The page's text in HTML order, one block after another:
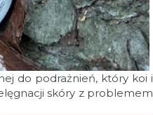
do podrażnień, który koi i
skóry z problemem